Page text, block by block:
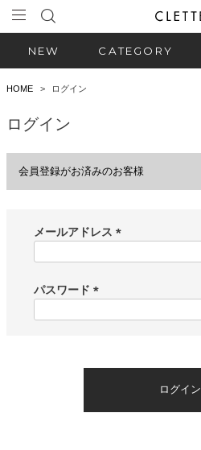
NEW CATEGORY
HOME ログイン
ログイン
会員登録がお済みのお客様
メールアドレス
)
パスワード
ログイン